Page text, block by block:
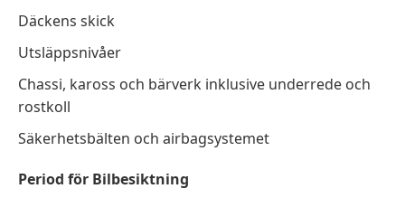
Däckens skick
Utsläppsnivåer
Chassi, kaross och bärverk inklusive underrede och
rostkoll
Säkerhetsbälten och airbagsystemet
Period för Bilbesiktning